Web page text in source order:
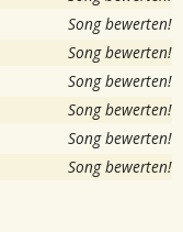
Song bewerten!
Song bewerten!
Song bewerten!
Song bewerten!
Song bewerten!
Song bewerten!